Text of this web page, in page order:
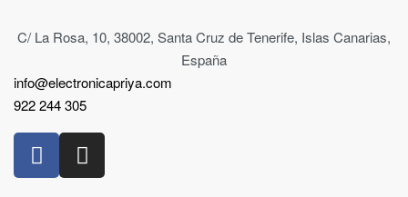
C/ La Rosa, 10, 38002, Santa Cruz de Tenerife, Islas Canarias,
España
info@electronicapriya.com
922 244 305